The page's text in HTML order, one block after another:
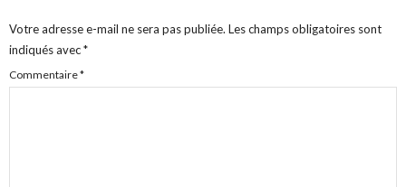
Votre adresse e-mail ne sera pas publiée. Les champs obligatoires sont
indiqués avec*
Commentaire*